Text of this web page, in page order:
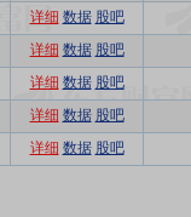
详细 数据 股吧
详细 数据 股吧
详细 数据 股吧
详细 数据 股吧
详细 数据 股吧